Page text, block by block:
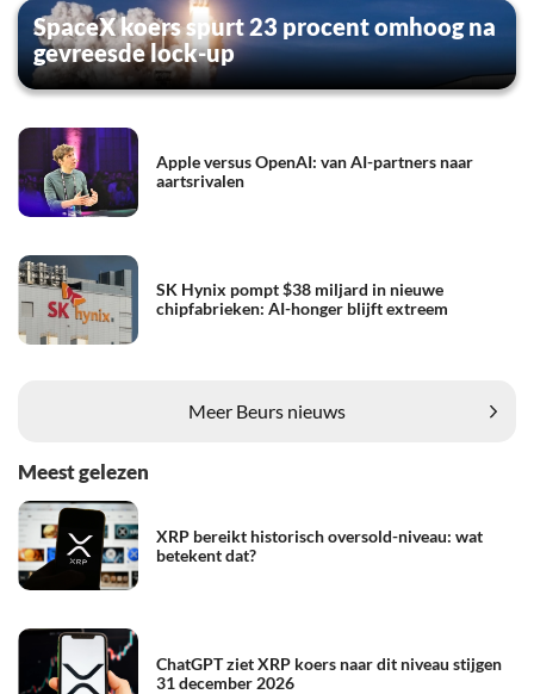
SpaceX koers spurt 23 procent omhoog na
gevreesde lock-up
Apple versus OpenAI: van AI-partners naar
aartsrivalen
SK Hynix pompt $38 miljard in nieuwe
chipfabrieken: AI-honger blijft extreem
Meer Beurs nieuws
Meest gelezen
XRP bereikt historisch oversold-niveau: wat
betekent dat?
ChatGPT ziet XRP koers naar dit niveau stijgen
31 december 2026